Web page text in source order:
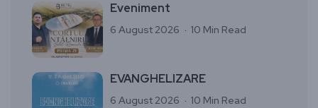
Eveniment
6 August 2026 10 Min Read
EVANGHELIZARE
6 August 2026 10 Min Read